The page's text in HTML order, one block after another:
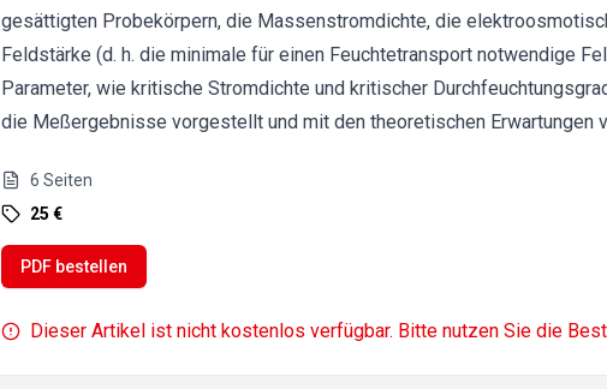
gesättigten Probekörpern, die Massenstromdichte, die
Feldstärke (d. h. die minimale für einen Feuchtetransport notwendige
Parameter, wie kritische Stromdichte und kritischer
die Meßergebnisse vorgestellt und mit den theoretischen Erwartungen
6 Seiten
25 €
PDF bestellen
Dieser Artikel ist nicht kostenlos verfügbar. Bitte nutzen Sie die